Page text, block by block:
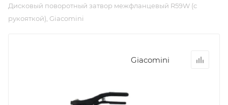
Дисковый поворотный затвор межфланцевый R59W (с
рукояткой), Giacomini
Giacomini